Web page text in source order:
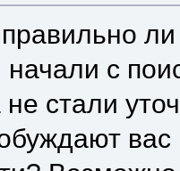
правильно
с
стали